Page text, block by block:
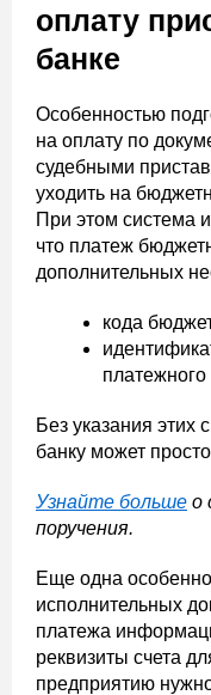
оплату
банке
Особенностью
на оплату по
судебными
уходить на
При этом система
что платеж
дополнительных
кода
Без указания этих
банку может
Узнайте больше о
поручения.
Еще одна
исполнительных
платежа
реквизиты счета
предприятию